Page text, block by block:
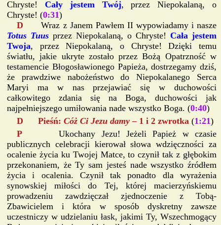
Chryste! Cały jestem Twój, przez Niepokalaną, o
Chryste! (0:31)
DWraz z Janem Pawłem II wypowiadamy i nasze
Totus Tuus przez Niepokalaną, o Chryste! Cała jestem
Twoja, przez Niepokalaną, o Chryste! Dzięki temu
światłu, jakie ukryte zostało przez Bożą Opatrzność w
testamencie Błogosławionego Papieża, dostrzegamy dziś,
że prawdziwe nabożeństwo do Niepokalanego Serca
Maryi ma w nas przejawiać się w duchowości
całkowitego zdania się na Boga, duchowości jak
najpełniejszego umiłowania nade wszystko Boga. (0:40)
D Pieśń: Cóż Ci Jezu damy– 1 i 2 zwrotka (1:21)
PUkochany Jezu! Jeżeli Papież w czasie
publicznych celebracji kierował słowa wdzięczności za
ocalenie życia ku Twojej Matce, to czynił tak z głębokim
przekonaniem, że Ty sam jesteś nade wszystko źródłem
życia i ocalenia. Czynił tak ponadto dla wyrażenia
synowskiej miłości do Tej, której macierzyńskiemu
prowadzeniu zawdzięczał zjednoczenie z Tobą-
Zbawicielem i która w sposób dyskretny zawsze
uczestniczy w udzielaniu łask, jakimi Ty, Wszechmogący